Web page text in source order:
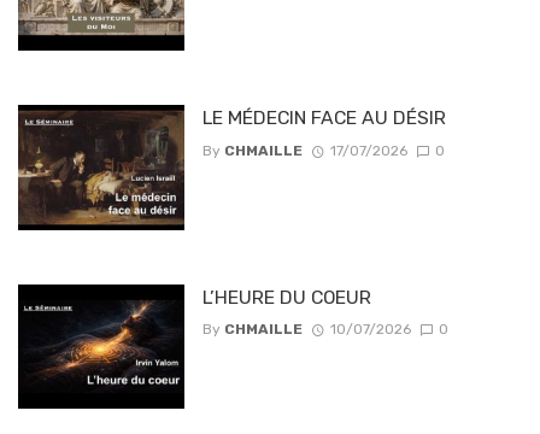
LE MÉDECIN FACE AU DÉSIR
By CHMAILLE 17/07/2026 0
L’HEURE DU COEUR
By CHMAILLE 10/07/2026 0